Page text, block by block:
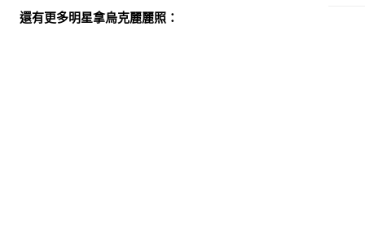
還有更多明星拿烏克麗麗照：